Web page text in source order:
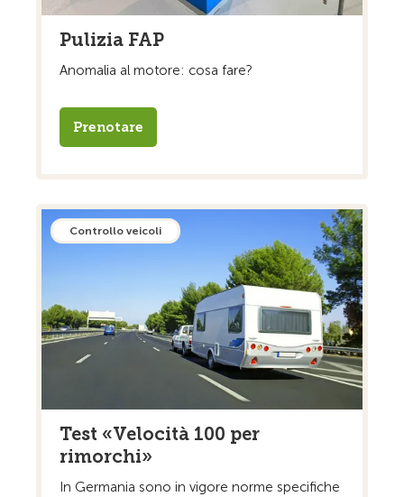
Pulizia FAP
Anomalia al motore: cosa fare?
Prenotare
Controllo veicoli
Test «Velocità 100 per
rimorchi»
In Germania sono in vigore norme specifiche